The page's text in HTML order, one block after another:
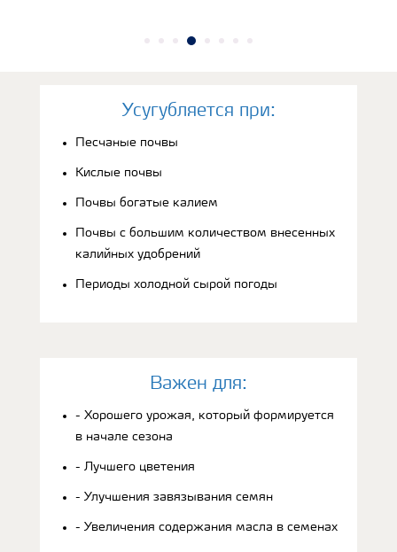
Усугубляется при:
Песчаные почвы
Кислые почвы
Почвы богатые калием
Почвы с большим количеством внесенных
калийных удобрений
Периоды холодной сырой погоды
Bажен для:
- Хорошего урожая, который формируется
в начале сезона
- Лучшего цветения
- Улучшения завязывания семян
- Увеличения содержания масла в семенах